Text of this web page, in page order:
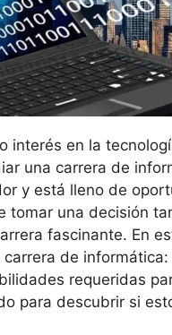
interés en la
una carrera de
y está lleno de
tomar una decisión
fascinante. En
de
requeridas
para descubrir si